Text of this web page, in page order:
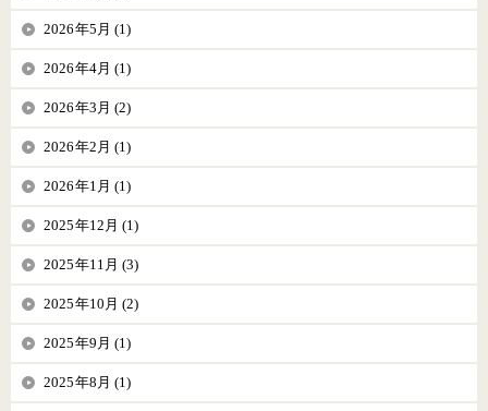
2026年5月 (1)
2026年4月 (1)
2026年3月 (2)
2026年2月 (1)
2026年1月 (1)
2025年12月 (1)
2025年11月 (3)
2025年10月 (2)
2025年9月 (1)
2025年8月 (1)